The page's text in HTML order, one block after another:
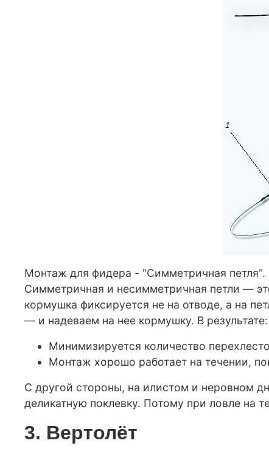
Монтаж для фидера - "Симметричная петля".
Симметричная и несимметричная петли —
кормушка фиксируется не на отводе, а на
— и надеваем на нее кормушку. В результате:
Минимизируется количество
Монтаж хорошо работает на течении,
С другой стороны, на илистом и неровном
деликатную поклевку. Потому при ловле на
3. Вертолёт